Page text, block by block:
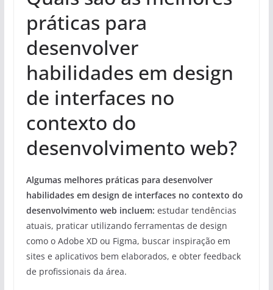
práticas para
desenvolver
habilidades em design
de interfaces no
contexto do
desenvolvimento web?
Algumas melhores práticas para desenvolver
habilidades em design de interfaces no contexto do
desenvolvimento web incluem: estudar tendências
atuais, praticar utilizando ferramentas de design
como o Adobe XD ou Figma, buscar inspiração em
sites e aplicativos bem elaborados, e obter feedback
de profissionais da área.